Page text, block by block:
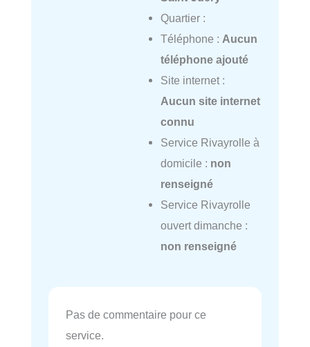
Quartier :
Téléphone : Aucun
téléphone ajouté
Site internet :
Aucun site internet
connu
Service Rivayrolle à
domicile : non
renseigné
Service Rivayrolle
ouvert dimanche :
non renseigné
Pas de commentaire pour ce
service.